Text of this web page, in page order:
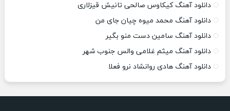
دانلود آهنگ کیکاوس صالحی تانیش قیزلاری
دانلود آهنگ محمد میوه چیان جای من
دانلود آهنگ سامین دست منو بگیر
دانلود آهنگ میثم غلامی والس جنوب شهر
دانلود آهنگ هادی روانشاد نرو فعلا